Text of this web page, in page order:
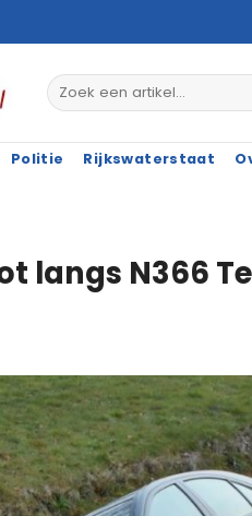
Politie Rijkswaterstaat
langs N366